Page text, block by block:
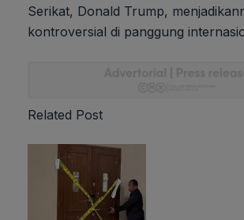
Serikat, Donald Trump,
kontroversial di panggung
Related Post